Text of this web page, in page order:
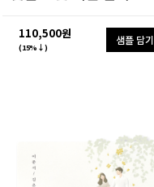
110,500원
(15%↓)
샘플 담기